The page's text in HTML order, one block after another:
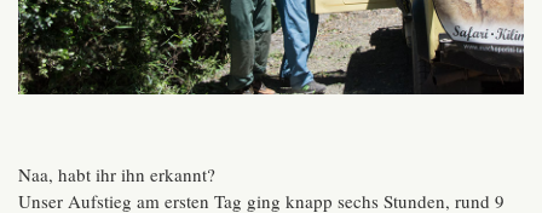
Naa, habt ihr ihn erkannt?
Unser Aufstieg am ersten Tag ging knapp sechs Stunden, rund 9